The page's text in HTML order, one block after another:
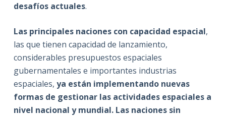
desafíos actuales.
Las principales naciones con capacidad espacial,
las que tienen capacidad de lanzamiento,
considerables presupuestos espaciales
gubernamentales e importantes industrias
espaciales, ya están implementando nuevas
formas de gestionar las actividades espaciales a
nivel nacional y mundial. Las naciones sin